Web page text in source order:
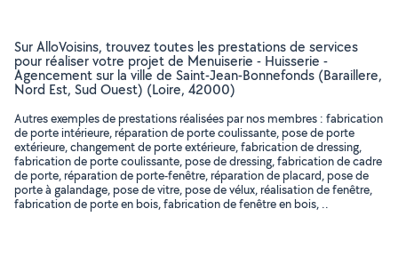
Sur AlloVoisins, trouvez toutes les prestations de services
pour réaliser votre projet de Menuiserie - Huisserie -
Agencement sur la ville de Saint-Jean-Bonnefonds (Baraillere,
Nord Est, Sud Ouest) (Loire, 42000)
Autres exemples de prestations réalisées par nos membres : fabrication
de porte intérieure, réparation de porte coulissante, pose de porte
extérieure, changement de porte extérieure, fabrication de dressing,
fabrication de porte coulissante, pose de dressing, fabrication de cadre
de porte, réparation de porte-fenêtre, réparation de placard, pose de
porte à galandage, pose de vitre, pose de vélux, réalisation de fenêtre,
fabrication de porte en bois, fabrication de fenêtre en bois, ..